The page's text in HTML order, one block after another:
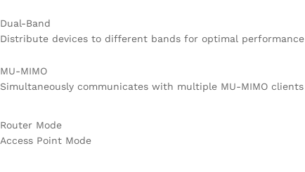
Dual-Band
Distribute devices to different bands for optimal performance
MU-MIMO
Simultaneously communicates with multiple MU-MIMO clients
Router Mode
Access Point Mode